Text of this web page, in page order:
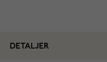
DETALJER